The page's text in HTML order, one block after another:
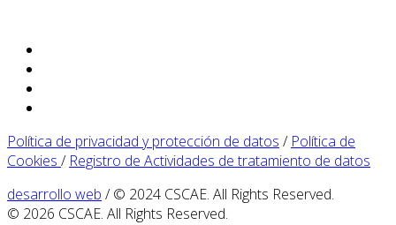
Política de privacidad y protección de datos / Política de
Cookies / Registro de Actividades de tratamiento de datos
desarrollo web / © 2024 CSCAE. All Rights Reserved.
© 2026 CSCAE. All Rights Reserved.